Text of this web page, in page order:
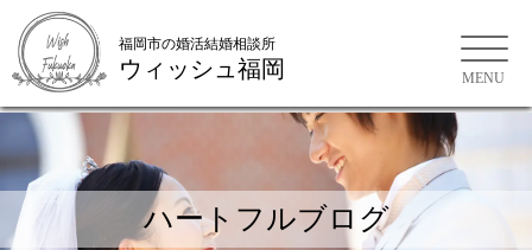
福岡市の婚活結婚相談所
福岡市の婚活結婚相談所
ウィッシュ福岡
ハートフルブログ